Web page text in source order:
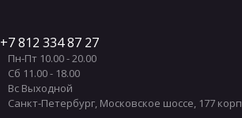
7 812 334 87 27
Пн-Пт 10.00 - 20.00
Сб 11.00 - 18.00
Вс Выходной
Санкт-Петербург, Московское шоссе, 177